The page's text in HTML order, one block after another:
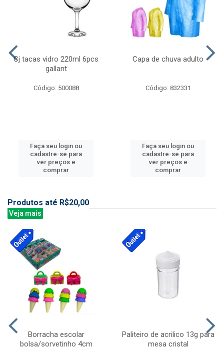
Cj tacas vidro 220ml 6pcs
gallant
Código: 500088
Faça seu login ou
cadastre-se para
ver preços e
comprar
Capa de chuva adulto
Código: 832331
Faça seu login ou
cadastre-se para
ver preços e
comprar
Produtos até R$20,00
Veja mais
Borracha escolar
bolsa/sorvetinho 4cm
Paliteiro de acrilico 13g para
mesa cristal